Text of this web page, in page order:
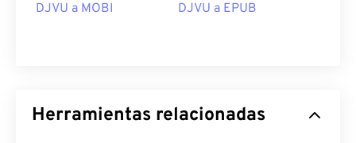
DJVU a MOBI DJVU a EPUB
Herramientas relacionadas